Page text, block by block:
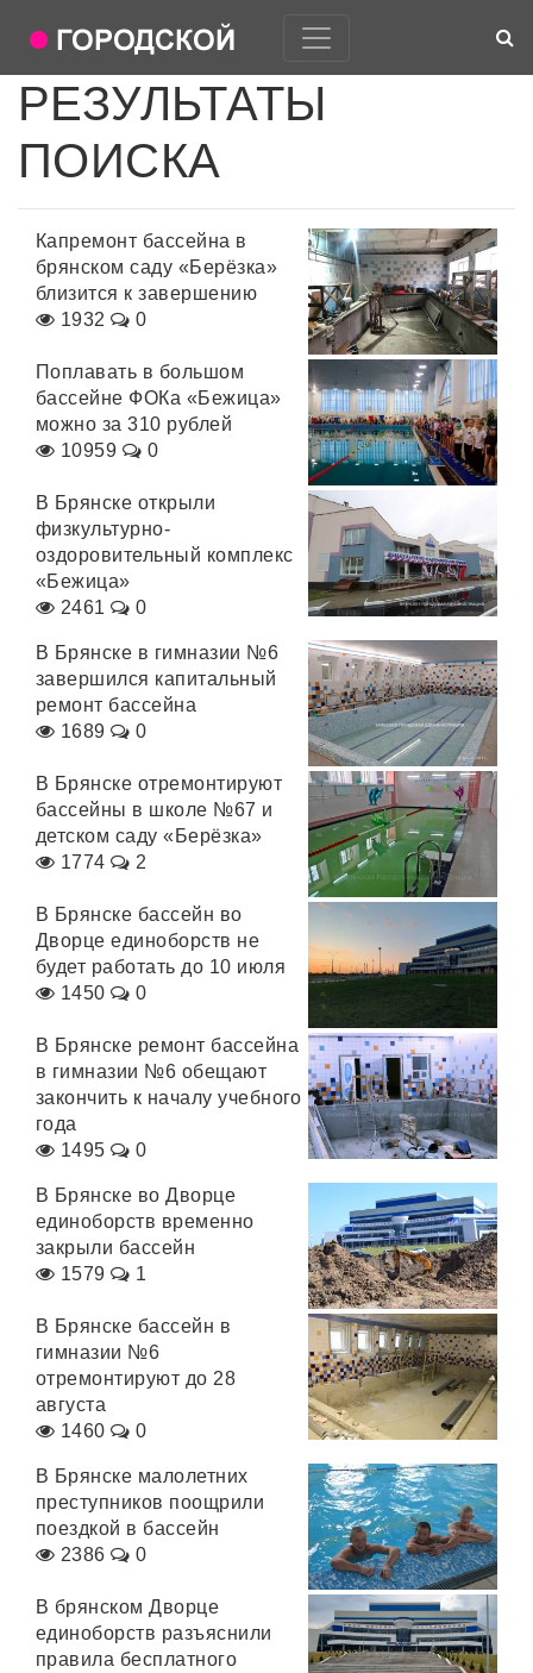
РЕЗУЛЬТАТЫ
ПОИСКА
Капремонт бассейна в
брянском саду «Берёзка»
близится к завершению
1932
0
Поплавать в большом
бассейне ФОКа «Бежица»
можно за 310 рублей
10959
0
В Брянске открыли
физкультурно-
оздоровительный комплекс
«Бежица»
2461
0
В Брянске в гимназии №6
завершился капитальный
ремонт бассейна
1689
0
В Брянске отремонтируют
бассейны в школе №67 и
детском саду «Берёзка»
1774
2
В Брянске бассейн во
Дворце единоборств не
будет работать до 10 июля
1450
0
В Брянске ремонт бассейна
в гимназии №6 обещают
закончить к началу учебного
года
1495
0
В Брянске во Дворце
единоборств временно
закрыли бассейн
1579
1
В Брянске бассейн в
гимназии №6
отремонтируют до 28
августа
1460
0
В Брянске малолетних
преступников поощрили
поездкой в бассейн
2386
0
В брянском Дворце
единоборств разъяснили
правила бесплатного